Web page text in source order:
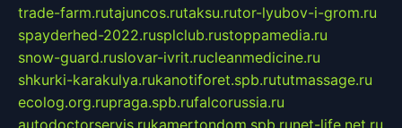
trade-farm.rutajuncos.rutaksu.rutor-lyubov-i-grom.ru
spayderhed-2022.rusplclub.rustoppamedia.ru
snow-guard.ruslovar-ivrit.rucleanmedicine.ru
shkurki-karakulya.rukanotiforet.spb.rututmassage.ru
ecolog.org.rupraga.spb.rufalcorussia.ru
autodoctorservis.rukamertondom.spb.runet-life.net.ru